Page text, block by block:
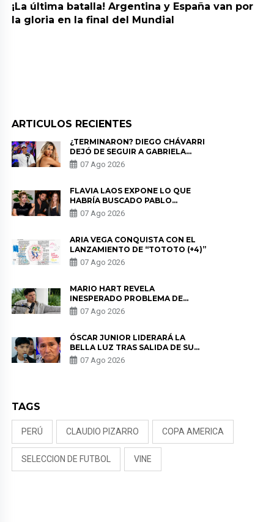
¡La última batalla! Argentina y España van por
la gloria en la final del Mundial
ARTICULOS RECIENTES
¿TERMINARON? DIEGO CHÁVARRI
DEJÓ DE SEGUIR A GABRIELA
HERRERA Y ANUNCIA SU SALIDA
DE PÓDCAST
07 Ago 2026
FLAVIA LAOS EXPONE LO QUE
HABRÍA BUSCADO PABLO
HEREDIA CON ALE FULLER: “UNA
DE LAS PARTES QUERÍA EL
07 Ago 2026
ARIA VEGA CONQUISTA CON EL
LANZAMIENTO DE “TOTOTO (+4)”
07 Ago 2026
MARIO HART REVELA
INESPERADO PROBLEMA DE
SALUD ANTES DE SEPARARSE DE
KORINA: “ME ENCONTRARON UN
07 Ago 2026
ÓSCAR JUNIOR LIDERARÁ LA
BELLA LUZ TRAS SALIDA DE SU
PADRE POR POLÉMICA CON
NALDY SALDAÑA
07 Ago 2026
TAGS
PERÚ CLAUDIO PIZARRO COPA AMERICA
SELECCION DE FUTBOL VINE